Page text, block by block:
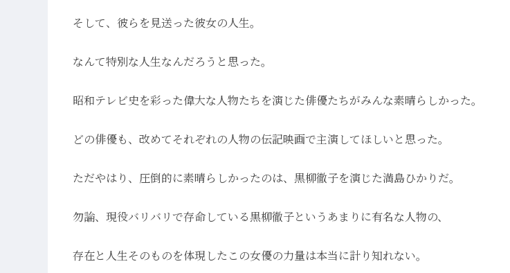
そして、彼らを見送った彼女の人生。
なんて特別な人生なんだろうと思った。
昭和テレビ史を彩った偉大な人物たちを演じた俳優たちがみんな素晴らしかった。
どの俳優も、改めてそれぞれの人物の伝記映画で主演してほしいと思った。
ただやはり、圧倒的に素晴らしかったのは、黒柳徹子を演じた満島ひかりだ。
勿論、現役バリバリで存命している黒柳徹子というあまりに有名な人物の、
存在と人生そのものを体現したこの女優の力量は本当に計り知れない。